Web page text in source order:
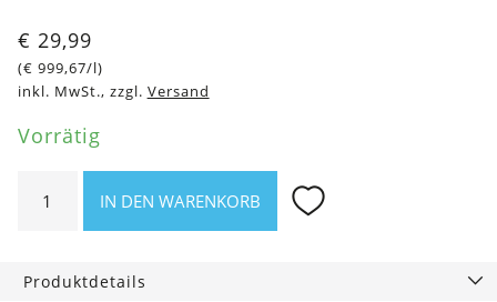
€ 29,99
(€ 999,67/l)
inkl. MwSt., zzgl. Versand
Vorrätig
Light,
Menge
IN DEN WARENKORB
Produktdetails